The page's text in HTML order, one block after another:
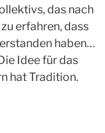
das nach
erfahren, dass
haben…
Idee für das
hat Tradition.